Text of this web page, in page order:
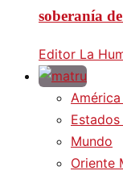
soberanía
Editor La
Mundo
Oriente